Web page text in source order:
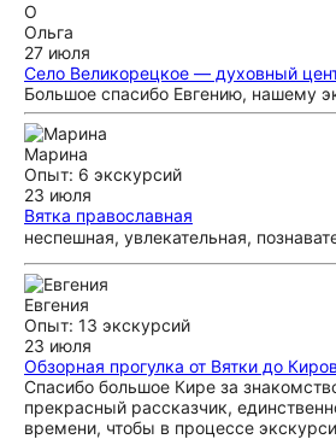
О
Ольга
27 июля
Село Великорецкое — духовный
Большое спасибо Евгению, нашему
Марина
Опыт: 6 экскурсий
23 июля
Вятка православная
неспешная, увлекательная,
Евгения
Опыт: 13 экскурсий
23 июля
Обзорная прогулка от Вятки до
Спасибо большое Кире за
прекрасный рассказчик,
времени, чтобы в процессе